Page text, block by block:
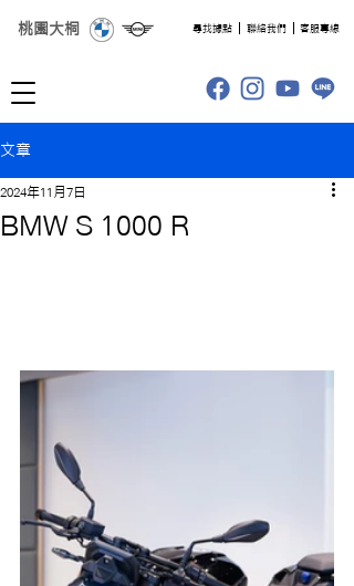
桃園大桐 ​尋找據點 聯絡我們 客服專線
文章
BMW S 1000 R
2024年11月7日